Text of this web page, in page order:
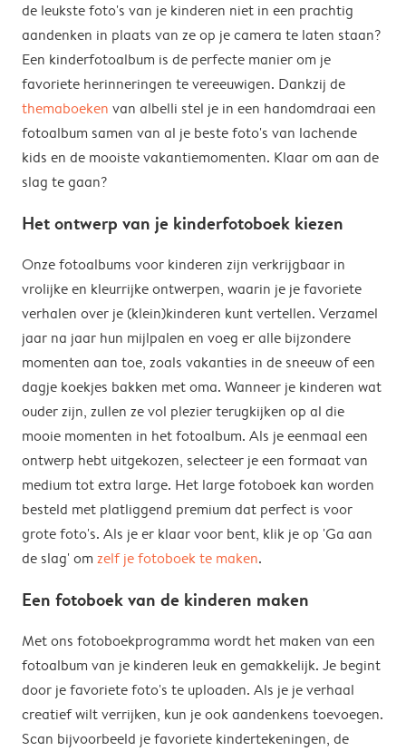
de leukste foto's van je kinderen niet in een prachtig
aandenken in plaats van ze op je camera te laten staan?
Een kinderfotoalbum is de perfecte manier om je
favoriete herinneringen te vereeuwigen. Dankzij de
themaboeken van albelli stel je in een handomdraai een
fotoalbum samen van al je beste foto's van lachende
kids en de mooiste vakantiemomenten. Klaar om aan de
slag te gaan?
Het ontwerp van je kinderfotoboek kiezen
Onze fotoalbums voor kinderen zijn verkrijgbaar in
vrolijke en kleurrijke ontwerpen, waarin je je favoriete
verhalen over je (klein)kinderen kunt vertellen. Verzamel
jaar na jaar hun mijlpalen en voeg er alle bijzondere
momenten aan toe, zoals vakanties in de sneeuw of een
dagje koekjes bakken met oma. Wanneer je kinderen wat
ouder zijn, zullen ze vol plezier terugkijken op al die
mooie momenten in het fotoalbum. Als je eenmaal een
ontwerp hebt uitgekozen, selecteer je een formaat van
medium tot extra large. Het large fotoboek kan worden
besteld met platliggend premium dat perfect is voor
grote foto's. Als je er klaar voor bent, klik je op 'Ga aan
de slag' om zelf je fotoboek te maken.
Een fotoboek van de kinderen maken
Met ons fotoboekprogramma wordt het maken van een
fotoalbum van je kinderen leuk en gemakkelijk. Je begint
door je favoriete foto's te uploaden. Als je je verhaal
creatief wilt verrijken, kun je ook aandenkens toevoegen.
Scan bijvoorbeeld je favoriete kindertekeningen, de